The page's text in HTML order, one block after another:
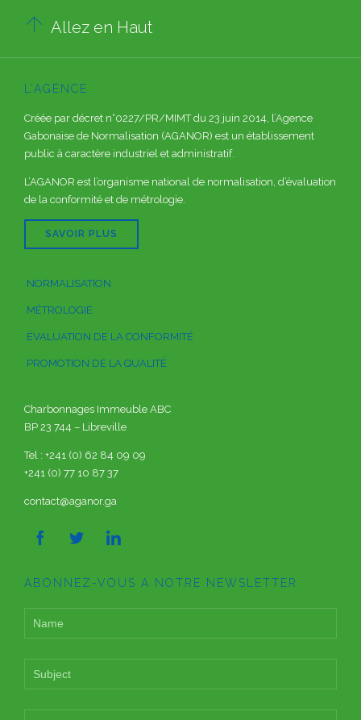
 Allez en Haut
L’AGENCE
Créée par décret n°0227/PR/MIMT du 23 juin 2014, l’Agence
Gabonaise de Normalisation (AGANOR) est un établissement
public à caractère industriel et administratif.
L’AGANOR est l’organisme national de normalisation, d’évaluation
de la conformité et de métrologie.
SAVOIR PLUS
NORMALISATION
MÉTROLOGIE
ÉVALUATION DE LA CONFORMITÉ
PROMOTION DE LA QUALITÉ
Charbonnages Immeuble ABC
BP 23 744 – Libreville
Tel : +241 (0) 62 84 09 09
+241 (0) 77 10 87 37
contact@aganor.ga
  
ABONNEZ-VOUS A NOTRE NEWSLETTER